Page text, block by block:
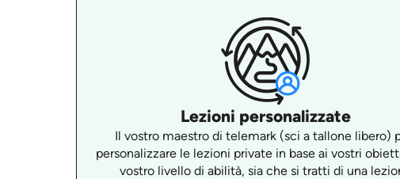
Lezioni personalizzate
Il vostro maestro di telemark (sci a tallone libero)
personalizzare le lezioni private in base ai vostri
vostro livello di abilità, sia che si tratti di una